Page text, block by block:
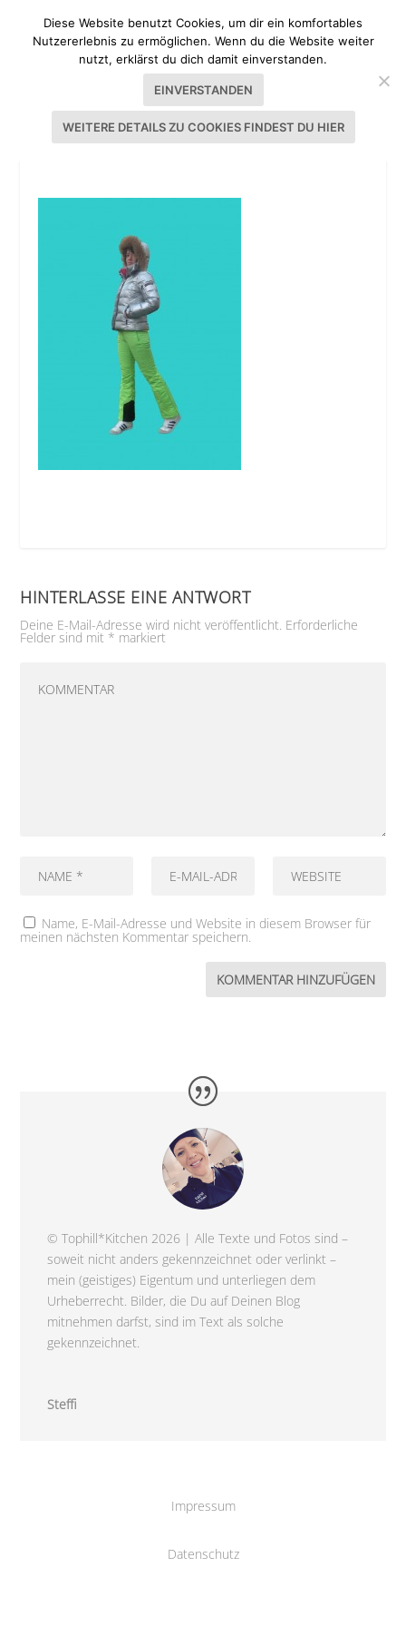
BETHIOUA-SCHNITT VON PULSINCHEN
HINTERLASSE EINE ANTWORT
Deine E-Mail-Adresse wird nicht veröffentlicht. Erforderliche
Felder sind mit * markiert
Name, E-Mail-Adresse und Website in diesem Browser für
meinen nächsten Kommentar speichern.
© Tophill*Kitchen 2026 | Alle Texte und Fotos sind –
soweit nicht anders gekennzeichnet oder verlinkt –
mein (geistiges) Eigentum und unterliegen dem
Urheberrecht. Bilder, die Du auf Deinen Blog
mitnehmen darfst, sind im Text als solche
gekennzeichnet.
Steffi
Impressum
Datenschutz
Diese Website benutzt Cookies, um dir ein komfortables
Nutzererlebnis zu ermöglichen. Wenn du die Website weiter
nutzt, erklärst du dich damit einverstanden.
EINVERSTANDEN
WEITERE DETAILS ZU COOKIES FINDEST DU HIER